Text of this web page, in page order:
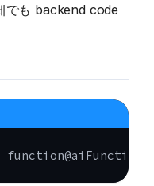
でも backend code